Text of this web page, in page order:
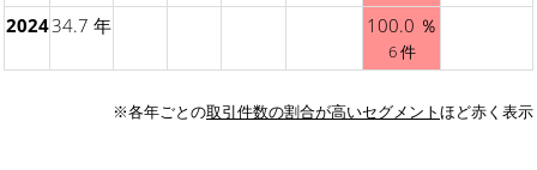
202434.7 年 100.0 ％
6 件
※各年ごとの取引件数の割合が高いセグメントほど赤く表示